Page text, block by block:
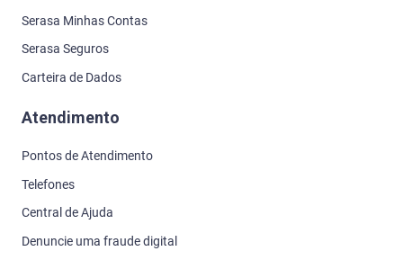
Serasa Minhas Contas
Serasa Seguros
Carteira de Dados
Atendimento
Pontos de Atendimento
Telefones
Central de Ajuda
Denuncie uma fraude digital